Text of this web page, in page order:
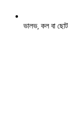
ভালভ, কল বা ছোট